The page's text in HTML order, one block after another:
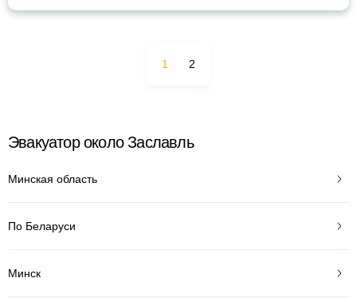
1 2
Эвакуатор около Заславль
Минская область
По Беларуси
Минск